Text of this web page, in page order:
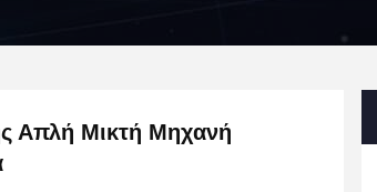
Απλή Μικτή Μηχανή